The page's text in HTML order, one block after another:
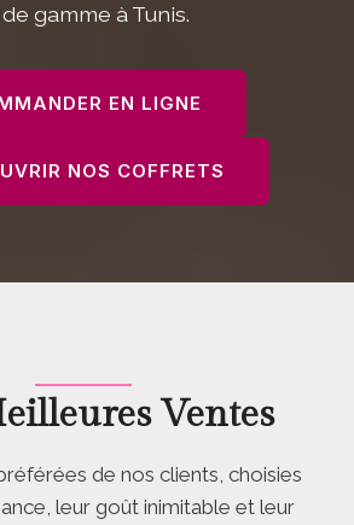
gamme à Tunis.
EN LIGNE
NOS COFFRETS
Ventes
de nos clients, choisies
leur goût inimitable et leur